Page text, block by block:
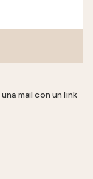
mail con un link